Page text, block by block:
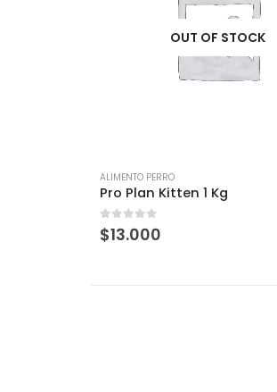
OUT OF STOCK
ALIMENTO PERRO
PPVD Canine EN CNN
0 out of 5
$4.000